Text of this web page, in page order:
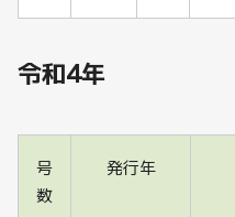
令和4年
号
数
発行年